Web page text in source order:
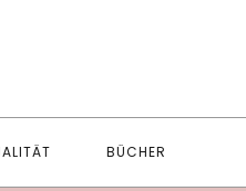
BÜCHER